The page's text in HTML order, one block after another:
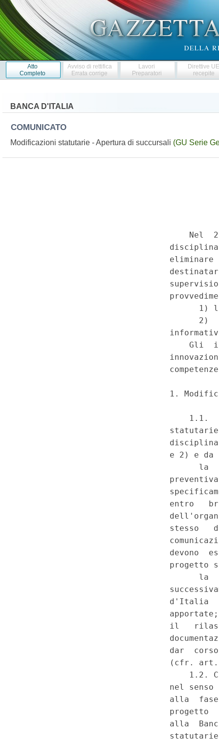
Atto
Completo
Avviso di rettifica
Errata corrige
Lavori
Preparatori
Direttive
recepite
BANCA D'ITALIA
COMUNICATO
Modificazioni statutarie - Apertura di succursali (GU Serie